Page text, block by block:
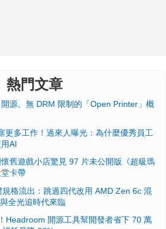
熱門文章
源、無 DRM 限制的「Open Printer」概
更多工作！過來人曝光：為什麼優秀員工
AI
舊遊戲小店驚見 97 片未公開版《超級瑪
卡帶
格流出：跳過四代改用 AMD Zen 6c 混
全光追時代來臨
Headroom 開源工具幫開發者省下 70 萬